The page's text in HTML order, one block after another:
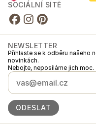
SOCIÁLNÍ SÍTĚ
NEWSLETTER
Přihlaste se k odběru našeho
novinkách.
Nebojte, neposíláme jich moc.
ODESLAT